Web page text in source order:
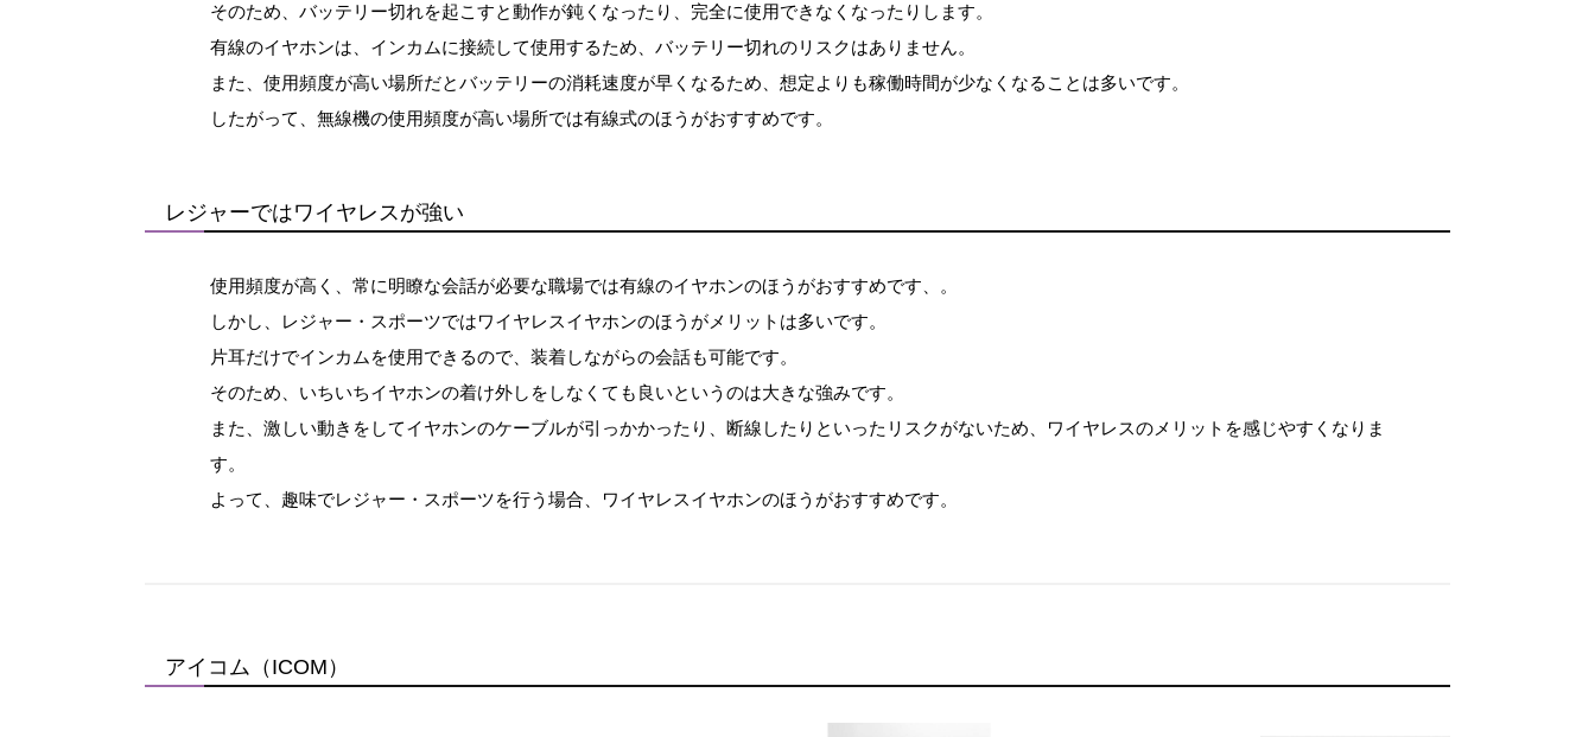
そのため、バッテリー切れを起こすと動作が鈍くなったり、完全に使用できなくなったりします。
有線のイヤホンは、インカムに接続して使用するため、バッテリー切れのリスクはありません。
また、使用頻度が高い場所だとバッテリーの消耗速度が早くなるため、想定よりも稼働時間が少なくなることは多いです。
したがって、無線機の使用頻度が高い場所では有線式のほうがおすすめです。
レジャーではワイヤレスが強い
使用頻度が高く、常に明瞭な会話が必要な職場では有線のイヤホンのほうがおすすめです、。
しかし、レジャー・スポーツではワイヤレスイヤホンのほうがメリットは多いです。
片耳だけでインカムを使用できるので、装着しながらの会話も可能です。
そのため、いちいちイヤホンの着け外しをしなくても良いというのは大きな強みです。
また、激しい動きをしてイヤホンのケーブルが引っかかったり、断線したりといったリスクがないため、ワイヤレスのメリットを感じやすくなりま
す。
よって、趣味でレジャー・スポーツを行う場合、ワイヤレスイヤホンのほうがおすすめです。
アイコム（ICOM）